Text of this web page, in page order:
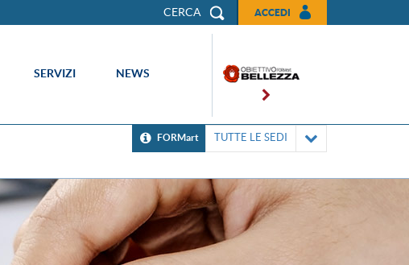
ACCEDI
CERCA
SERVIZI NEWS
FORMart TUTTE LE SEDI